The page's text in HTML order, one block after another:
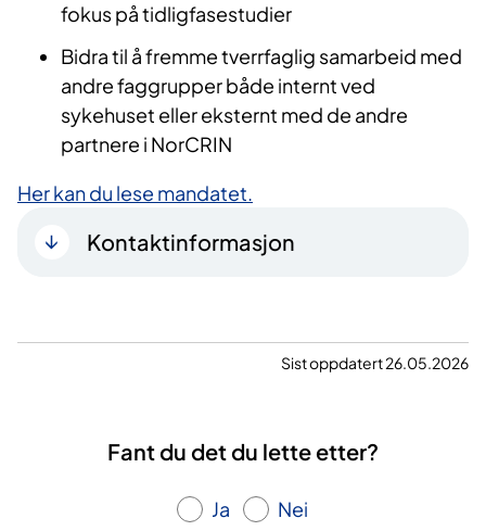
fokus på tidligfasestudier
Bidra til å fremme tverrfaglig samarbeid med
andre faggrupper både internt ved
sykehuset eller eksternt med de andre
partnere i NorCRIN
Her kan du lese mandatet.
Kontaktinformasjon
Sist oppdatert 26.05.2026
Fant du det du lette etter?
Ja Nei